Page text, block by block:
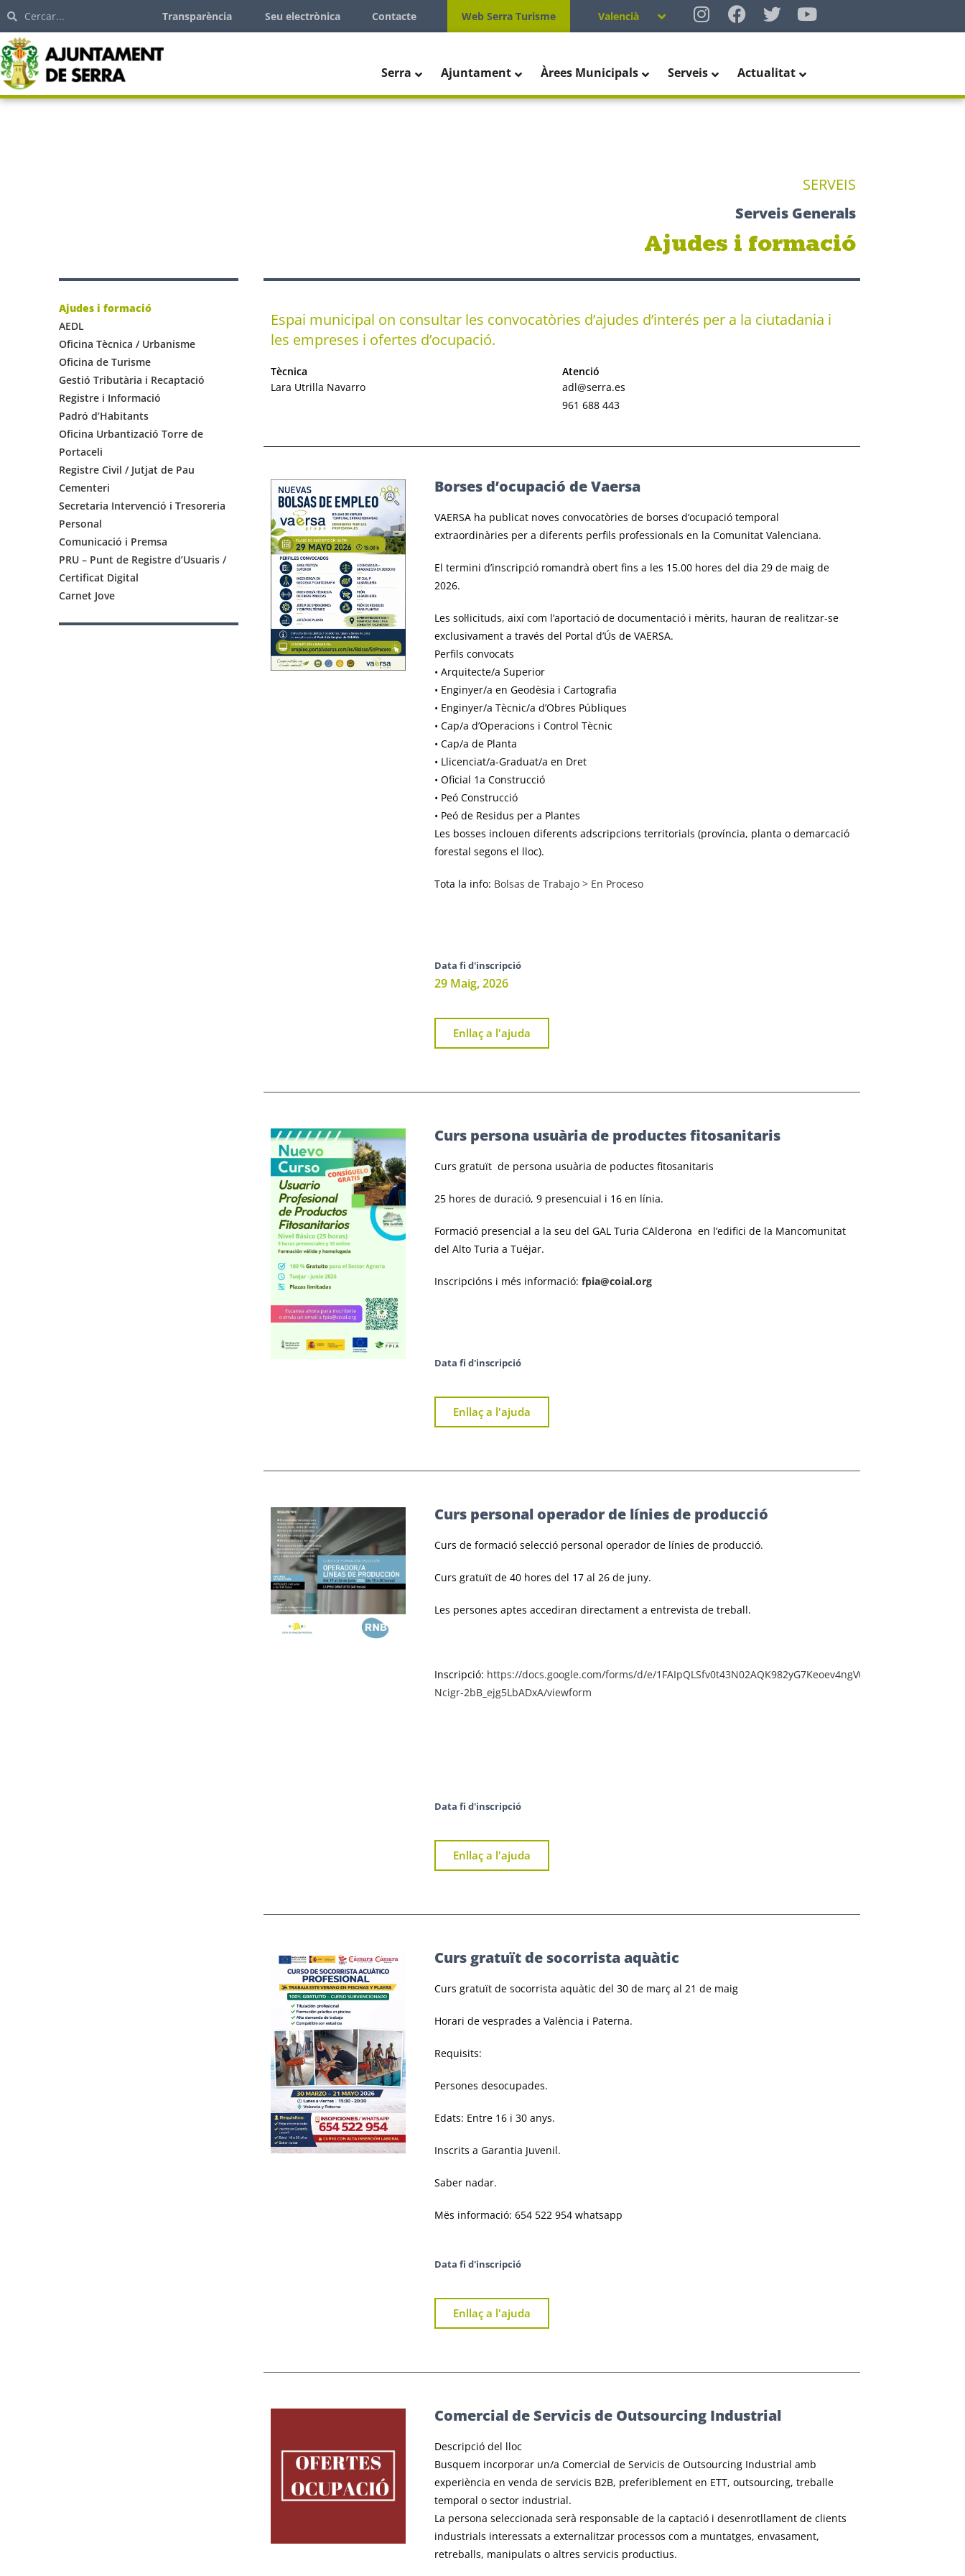
Transparència Seu electrònica Contacte Web Serra Turisme Valencià
Serra Ajuntament Àrees Municipals Serveis Actualitat
SERVEIS
Serveis Generals
Ajudes i formació
Ajudes i formació
AEDL
Oficina Tècnica / Urbanisme
Oficina de Turisme
Gestió Tributària i Recaptació
Registre i Informació
Padró d’Habitants
Oficina Urbantizació Torre de
Portaceli
Registre Civil / Jutjat de Pau
Cementeri
Secretaria Intervenció i Tresoreria
Personal
Comunicació i Premsa
PRU – Punt de Registre d’Usuaris /
Certificat Digital
Carnet Jove
Espai municipal on consultar les convocatòries d’ajudes d’interés per a la ciutadania i
les empreses i ofertes d’ocupació.
Tècnica
Lara Utrilla Navarro
Atenció
adl@serra.es
961 688 443
Borses d’ocupació de Vaersa
VAERSA ha publicat noves convocatòries de borses d’ocupació temporal
extraordinàries per a diferents perfils professionals en la Comunitat Valenciana.
El termini d’inscripció romandrà obert fins a les 15.00 hores del dia 29 de maig de
2026.
Les sol·licituds, així com l’aportació de documentació i mèrits, hauran de realitzar-se
exclusivament a través del Portal d’Ús de VAERSA.
Perfils convocats
• Arquitecte/a Superior
• Enginyer/a en Geodèsia i Cartografia
• Enginyer/a Tècnic/a d’Obres Públiques
• Cap/a d’Operacions i Control Tècnic
• Cap/a de Planta
• Llicenciat/a-Graduat/a en Dret
• Oficial 1a Construcció
• Peó Construcció
• Peó de Residus per a Plantes
Les bosses inclouen diferents adscripcions territorials (província, planta o demarcació
forestal segons el lloc).
Tota la info: Bolsas de Trabajo > En Proceso
Data fi d'inscripció
29 Maig, 2026
Enllaç a l'ajuda
Curs persona usuària de productes fitosanitaris
Curs gratuït de persona usuària de poductes fitosanitaris
25 hores de duració, 9 presencuial i 16 en línia.
Formació presencial a la seu del GAL Turia CAlderona en l’edifici de la Mancomunitat
del Alto Turia a Tuéjar.
Inscripcións i més informació: fpia@coial.org
Data fi d'inscripció
Enllaç a l'ajuda
Curs personal operador de línies de producció
Curs de formació selecció personal operador de línies de producció.
Curs gratuït de 40 hores del 17 al 26 de juny.
Les persones aptes accediran directament a entrevista de treball.
Inscripció: https://docs.google.com/forms/d/e/1FAIpQLSfv0t43N02AQK982yG7Keoev4ngV0
Ncigr-2bB_ejg5LbADxA/viewform
Data fi d'inscripció
Enllaç a l'ajuda
Curs gratuït de socorrista aquàtic
Curs gratuït de socorrista aquàtic del 30 de març al 21 de maig
Horari de vesprades a València i Paterna.
Requisits:
Persones desocupades.
Edats: Entre 16 i 30 anys.
Inscrits a Garantia Juvenil.
Saber nadar.
Mës informació: 654 522 954 whatsapp
Data fi d'inscripció
Enllaç a l'ajuda
Comercial de Servicis de Outsourcing Industrial
Descripció del lloc
Busquem incorporar un/a Comercial de Servicis de Outsourcing Industrial amb
experiència en venda de servicis B2B, preferiblement en ETT, outsourcing, treballe
temporal o sector industrial.
La persona seleccionada serà responsable de la captació i desenrotllament de clients
industrials interessats a externalitzar processos com a muntatges, envasament,
retreballs, manipulats o altres servicis productius.